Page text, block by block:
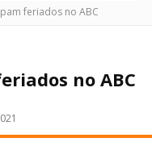
feriados no ABC
no ABC